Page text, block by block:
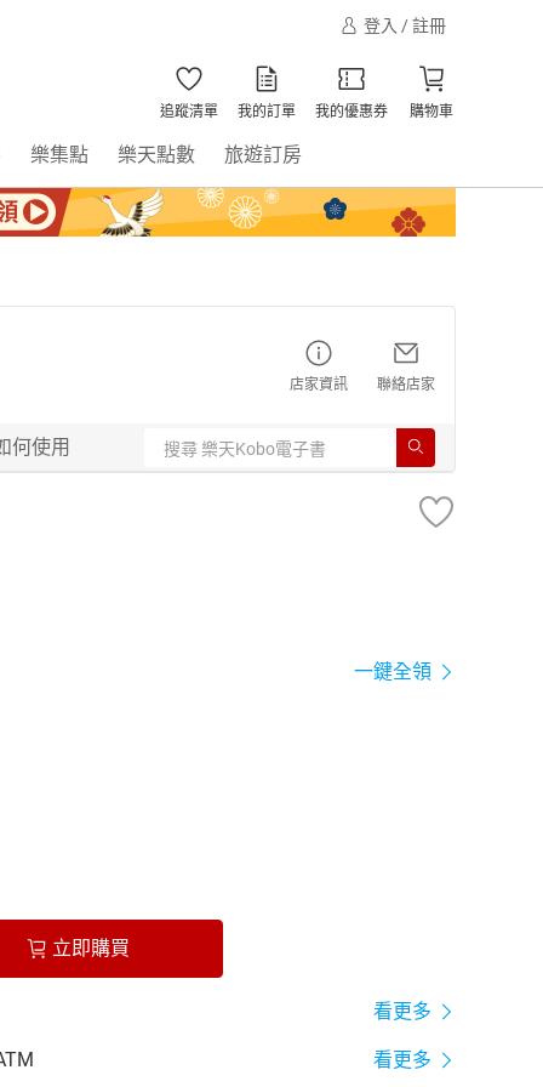
登入 / 註冊
追蹤清單 我的訂單 我的優惠券 購物車
樂集點 樂天點數 旅遊訂房
店家資訊 聯絡店家
何使用
一鍵全領
立即購買
看更多
看更多